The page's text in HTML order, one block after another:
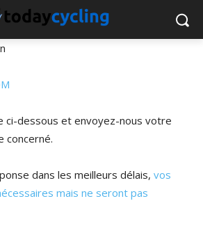
ci-dessous et envoyez-nous votre
concerné.
dans les meilleurs délais, vos
mais ne seront pas